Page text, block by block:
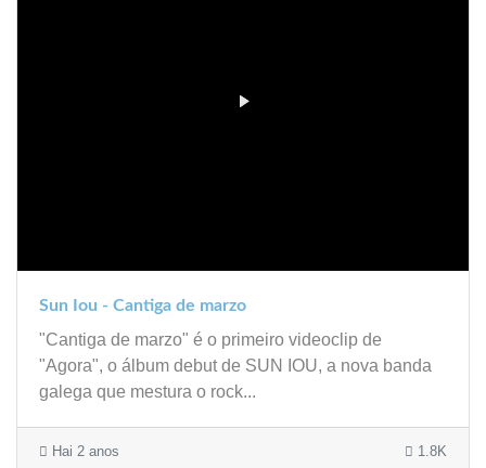
Sun Iou - Cantiga de marzo
"Cantiga de marzo" é o primeiro videoclip de
"Agora", o álbum debut de SUN IOU, a nova banda
galega que mestura o rock...
Hai 2 anos 1.8K